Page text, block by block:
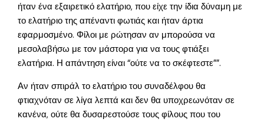
ήταν ένα εξαιρετικό ελατήριο, που είχε την ίδια δύναμη με
το ελατήριο της απέναντι φωτιάς και ήταν άρτια
εφαρμοσμένο. Φίλοι με ρώτησαν αν μπορούσα να
μεσολαβήσω με τον μάστορα για να τους φτιάξει
ελατήρια. Η απάντηση είναι “ούτε να το σκέφτεστε””.
Αν ήταν σπιράλ το ελατήριο του συναδέλφου θα
φτιαχνόταν σε λίγα λεπτά και δεν θα υποχρεωνόταν σε
κανένα, ούτε θα δυσαρεστούσε τους φίλους που του